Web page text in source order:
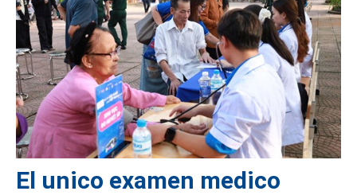
El unico examen medico